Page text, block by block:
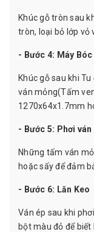
Khúc gỗ tròn sau
tròn, loại bỏ lớp vỏ
- Bước 4: Máy Bóc
Khúc gỗ sau khi
ván mỏng(Tấm
1270x64x1.7mm
- Bước 5: Phơi
Những tấm ván
hoặc sấy để đảm
- Bước 6: Lăn Keo
Ván ép sau khi
bột màu đỏ để